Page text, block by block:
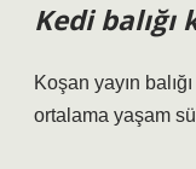
Kedi balığı
Koşan yayın
ortalama yaşam